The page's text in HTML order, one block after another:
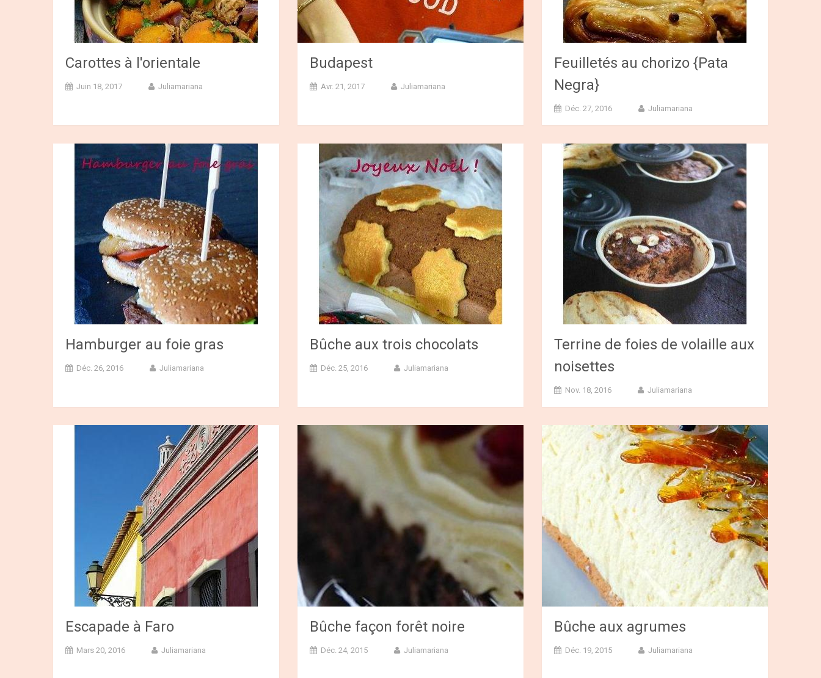
Carottes à l'orientale
Juin 18, 2017 Juliamariana
Budapest
Avr. 21, 2017 Juliamariana
Feuilletés au chorizo {Pata
Negra}
Déc. 27, 2016 Juliamariana
Hamburger au foie gras
Déc. 26, 2016 Juliamariana
Bûche aux trois chocolats
Déc. 25, 2016 Juliamariana
Terrine de foies de volaille aux
noisettes
Nov. 18, 2016 Juliamariana
Escapade à Faro
Mars 20, 2016 Juliamariana
Bûche façon forêt noire
Déc. 24, 2015 Juliamariana
Bûche aux agrumes
Déc. 19, 2015 Juliamariana